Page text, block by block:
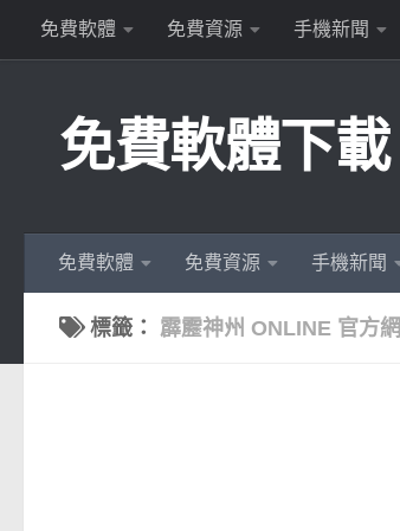
Skip to content
免費軟體 免費資源 手機新聞
免費軟體下載
免費軟體 免費資源 手機新聞
標籤： 霹靂神州 ONLINE 官方網